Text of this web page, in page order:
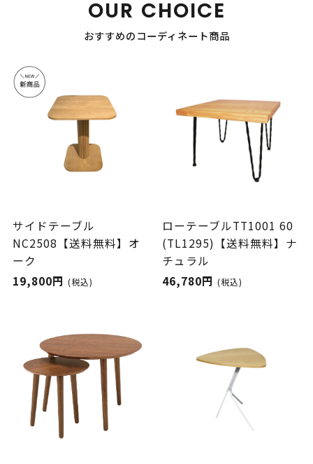
OUR CHOICE
おすすめのコーディネート商品
サイドテーブル
NC2508【送料無料】オ
ーク
19,800円 (税込)
ローテーブルTT1001 60
(TL1295)【送料無料】ナ
チュラル
46,780円(税込)